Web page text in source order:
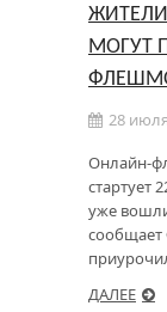
МОГУТ
28
Онлайн-
стартует
уже
ДАЛЕЕ